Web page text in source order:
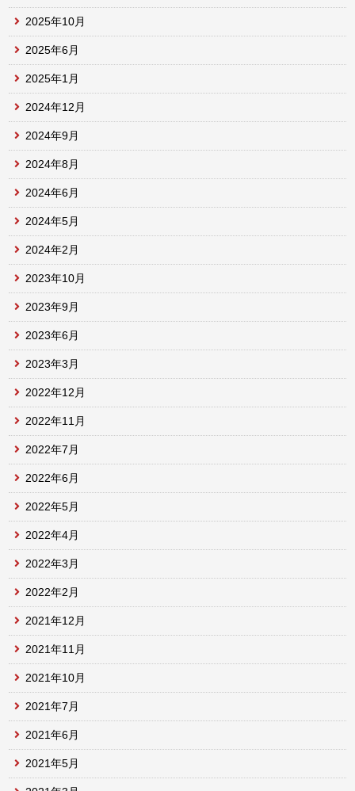
2025年10月
2025年6月
2025年1月
2024年12月
2024年9月
2024年8月
2024年6月
2024年5月
2024年2月
2023年10月
2023年9月
2023年6月
2023年3月
2022年12月
2022年11月
2022年7月
2022年6月
2022年5月
2022年4月
2022年3月
2022年2月
2021年12月
2021年11月
2021年10月
2021年7月
2021年6月
2021年5月